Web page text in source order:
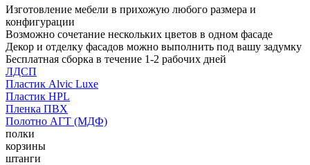
Изготовление мебели в прихожую любого размера и
конфигурации
Возможно сочетание нескольких цветов в одном фасаде
Декор и отделку фасадов можно выполнить под вашу задумку
Бесплатная сборка в течение 1-2 рабочих дней
ЛДСП
Пластик Alvic Luxe
Пластик HPL
Пленка ПВХ
Полотно АГТ (МДФ)
полки
корзины
штанги